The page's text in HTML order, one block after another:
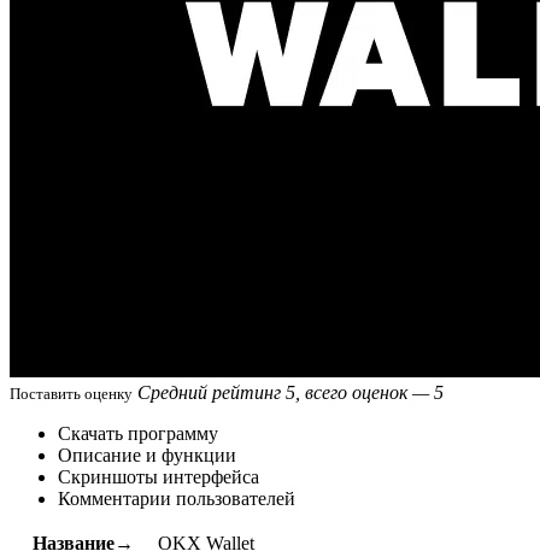
Поставить оценку Средний рейтинг 5, всего оценок — 5
Скачать программу
Описание и функции
Скриншоты интерфейса
Комментарии пользователей
Название→
OKX Wallet